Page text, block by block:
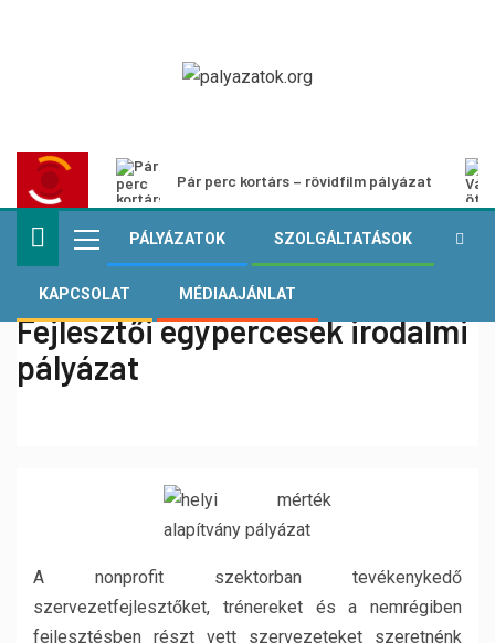
Pár perc kortárs – rövidfilm pályázat
PÁLYÁZATOK SZOLGÁLTATÁSOK
KAPCSOLAT MÉDIAAJÁNLAT
Fejlesztői egypercesek irodalmi
pályázat
A nonprofit szektorban tevékenykedő
szervezetfejlesztőket, trénereket és a nemrégiben
fejlesztésben részt vett szervezeteket szeretnénk